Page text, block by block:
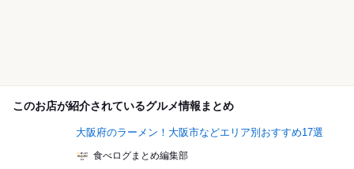
このお店が紹介されているグルメ情報まとめ
大阪府のラーメン！大阪市などエリア別おすすめ17選
食べログまとめ編集部